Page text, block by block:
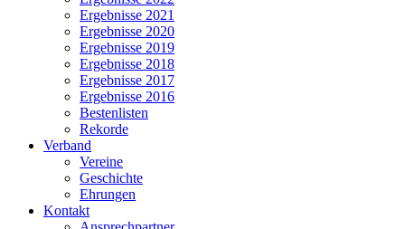
Ergebnisse 2021
Ergebnisse 2020
Ergebnisse 2019
Ergebnisse 2018
Ergebnisse 2017
Ergebnisse 2016
Bestenlisten
Rekorde
Verband
Vereine
Geschichte
Ehrungen
Kontakt